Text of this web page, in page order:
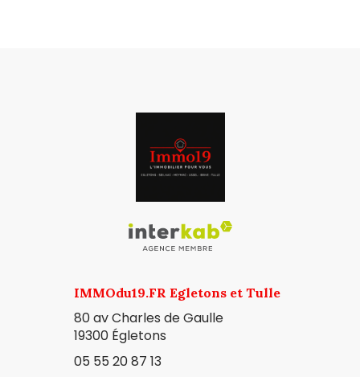
IMMOdu19.FR Egletons et Tulle
80 av Charles de Gaulle
19300 Égletons
05 55 20 87 13